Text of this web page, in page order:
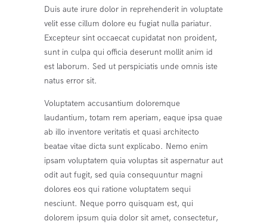
Duis aute irure dolor in reprehenderit in voluptate
velit esse cillum dolore eu fugiat nulla pariatur.
Excepteur sint occaecat cupidatat non proident,
sunt in culpa qui officia deserunt mollit anim id
est laborum. Sed ut perspiciatis unde omnis iste
natus error sit.
Voluptatem accusantium doloremque
laudantium, totam rem aperiam, eaque ipsa quae
ab illo inventore veritatis et quasi architecto
beatae vitae dicta sunt explicabo. Nemo enim
ipsam voluptatem quia voluptas sit aspernatur aut
odit aut fugit, sed quia consequuntur magni
dolores eos qui ratione voluptatem sequi
nesciunt. Neque porro quisquam est, qui
dolorem ipsum quia dolor sit amet, consectetur,